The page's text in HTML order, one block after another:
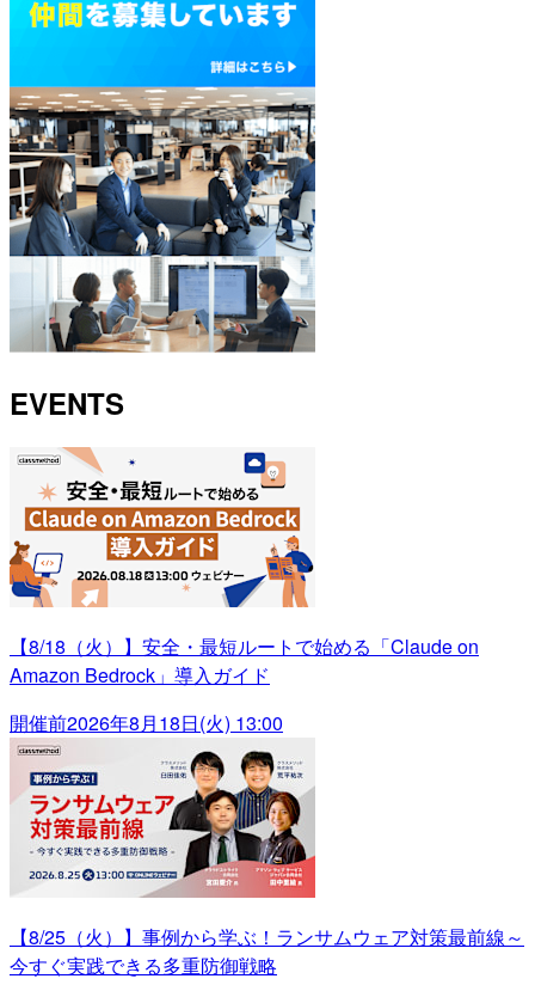
EVENTS
【8/18（火）】安全・最短ルートで始める「Claude on
Amazon Bedrock」導入ガイド
開催前2026年8月18日(火) 13:00
【8/25（火）】事例から学ぶ！ランサムウェア対策最前線～
今すぐ実践できる多重防御戦略